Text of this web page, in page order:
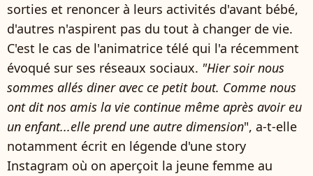
sorties et renoncer à leurs activités d'avant bébé,
d'autres n'aspirent pas du tout à changer de vie.
C'est le cas de l'animatrice télé qui l'a récemment
évoqué sur ses réseaux sociaux. "Hier soir nous
sommes allés diner avec ce petit bout. Comme nous
ont dit nos amis la vie continue même après avoir eu
un enfant...elle prend une autre dimension", a-t-elle
notamment écrit en légende d'une story
Instagram où on aperçoit la jeune femme au